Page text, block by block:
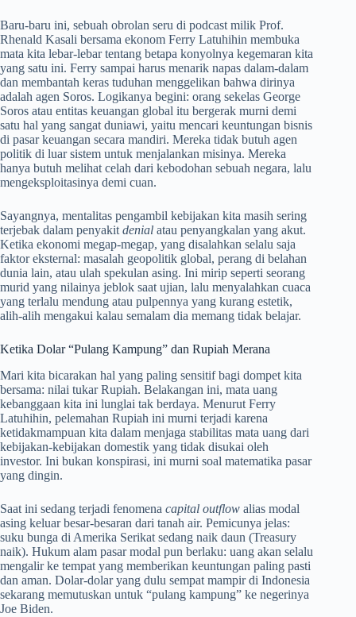
Baru-baru ini, sebuah obrolan seru di podcast milik Prof.
Rhenald Kasali bersama ekonom Ferry Latuhihin membuka
mata kita lebar-lebar tentang betapa konyolnya kegemaran kita
yang satu ini. Ferry sampai harus menarik napas dalam-dalam
dan membantah keras tuduhan menggelikan bahwa dirinya
adalah agen Soros. Logikanya begini: orang sekelas George
Soros atau entitas keuangan global itu bergerak murni demi
satu hal yang sangat duniawi, yaitu mencari keuntungan bisnis
di pasar keuangan secara mandiri. Mereka tidak butuh agen
politik di luar sistem untuk menjalankan misinya. Mereka
hanya butuh melihat celah dari kebodohan sebuah negara, lalu
mengeksploitasinya demi cuan.
Sayangnya, mentalitas pengambil kebijakan kita masih sering
terjebak dalam penyakit denial atau penyangkalan yang akut.
Ketika ekonomi megap-megap, yang disalahkan selalu saja
faktor eksternal: masalah geopolitik global, perang di belahan
dunia lain, atau ulah spekulan asing. Ini mirip seperti seorang
murid yang nilainya jeblok saat ujian, lalu menyalahkan cuaca
yang terlalu mendung atau pulpennya yang kurang estetik,
alih-alih mengakui kalau semalam dia memang tidak belajar.
Ketika Dolar “Pulang Kampung” dan Rupiah Merana
Mari kita bicarakan hal yang paling sensitif bagi dompet kita
bersama: nilai tukar Rupiah. Belakangan ini, mata uang
kebanggaan kita ini lunglai tak berdaya. Menurut Ferry
Latuhihin, pelemahan Rupiah ini murni terjadi karena
ketidakmampuan kita dalam menjaga stabilitas mata uang dari
kebijakan-kebijakan domestik yang tidak disukai oleh
investor. Ini bukan konspirasi, ini murni soal matematika pasar
yang dingin.
Saat ini sedang terjadi fenomena capital outflow alias modal
asing keluar besar-besaran dari tanah air. Pemicunya jelas:
suku bunga di Amerika Serikat sedang naik daun (Treasury
naik). Hukum alam pasar modal pun berlaku: uang akan selalu
mengalir ke tempat yang memberikan keuntungan paling pasti
dan aman. Dolar-dolar yang dulu sempat mampir di Indonesia
sekarang memutuskan untuk “pulang kampung” ke negerinya
Joe Biden.